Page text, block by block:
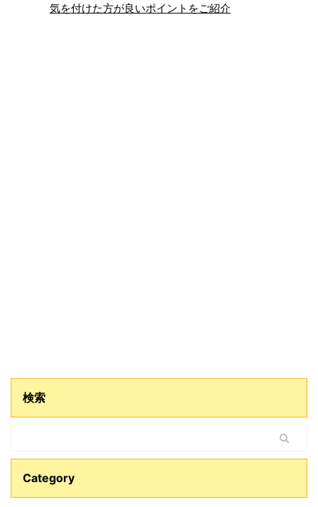
気を付けた方が良いポイントをご紹介
検索
Category